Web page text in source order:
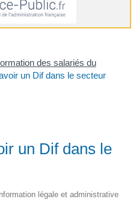
des salariés du
un Dif dans le secteur
un Dif dans le
légale et administrative